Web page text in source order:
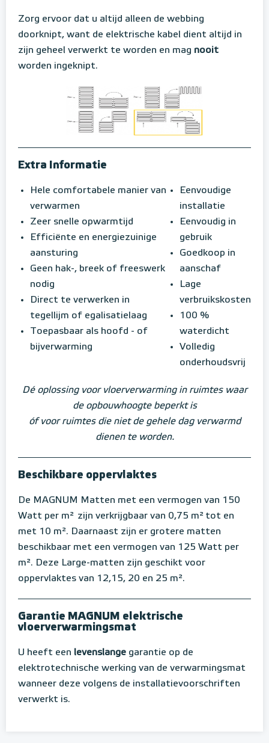
Zorg ervoor dat u altijd alleen de webbing
doorknipt, want de elektrische kabel dient altijd in
zijn geheel verwerkt te worden en mag nooit
worden ingeknipt.
Extra Informatie
Hele comfortabele manier van
verwarmen
Zeer snelle opwarmtijd
Efficiënte en energiezuinige
aansturing
Geen hak-, breek of freeswerk
nodig
Direct te verwerken in
tegellijm of egalisatielaag
Toepasbaar als hoofd - of
bijverwarming
Eenvoudige
installatie
Eenvoudig in
gebruik
Goedkoop in
aanschaf
Lage
verbruikskosten
100 %
waterdicht
Volledig
onderhoudsvrij
Dé oplossing voor vloerverwarming in ruimtes waar
de opbouwhoogte beperkt is
óf voor ruimtes die niet de gehele dag verwarmd
dienen te worden.
Beschikbare oppervlaktes
De MAGNUM Matten met een vermogen van 150
Watt per m² zijn verkrijgbaar van 0,75 m² tot en
met 10 m². Daarnaast zijn er grotere matten
beschikbaar met een vermogen van 125 Watt per
m². Deze Large-matten zijn geschikt voor
oppervlaktes van 12,15, 20 en 25 m².
Garantie MAGNUM elektrische
vloerverwarmingsmat
U heeft een levenslange garantie op de
elektrotechnische werking van de verwarmingsmat
wanneer deze volgens de installatievoorschriften
verwerkt is.